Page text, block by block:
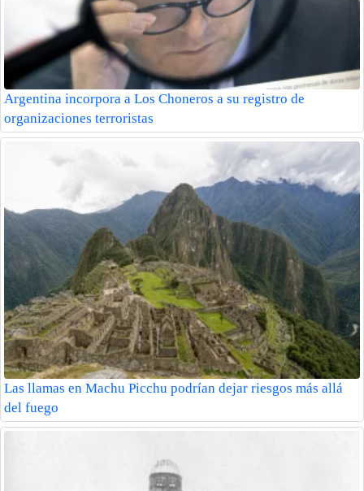
Argentina incorpora a Los Choneros a su registro de
organizaciones terroristas
Las llamas en Machu Picchu podrían dejar riesgos más allá
del fuego